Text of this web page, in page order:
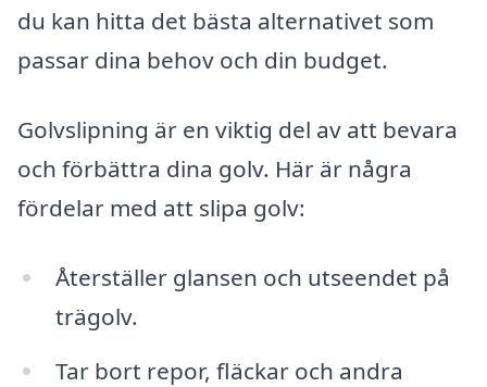
du kan hitta det bästa alternativet som
passar dina behov och din budget.
Golvslipning är en viktig del av att bevara
och förbättra dina golv. Här är några
fördelar med att slipa golv:
Återställer glansen och utseendet på
trägolv.
Tar bort repor, fläckar och andra